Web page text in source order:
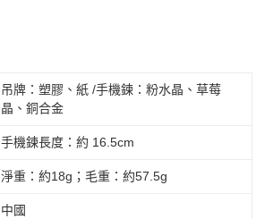
吊牌：塑膠、紙 /手機鍊：粉水晶、草莓
晶、銅合金
手機鍊長度：約 16.5cm
淨重：約18g；毛重：約57.5g
中國